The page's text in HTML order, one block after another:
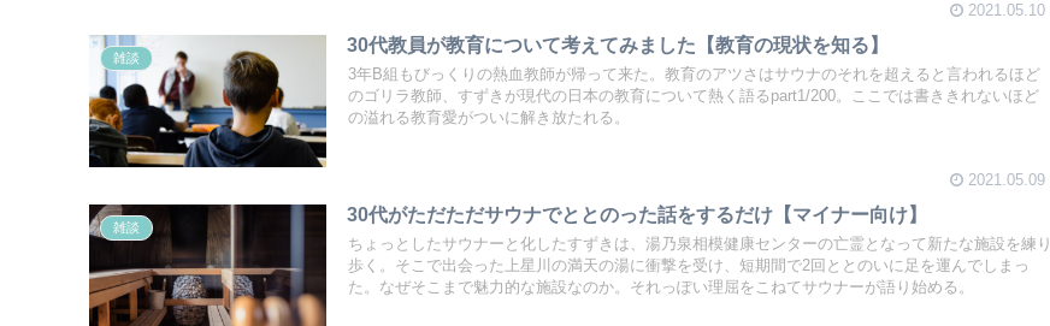
2021.05.10
雑談
30代教員が教育について考えてみました【教育の現状を知る】
3年B組もびっくりの熱血教師が帰って来た。教育のアツさはサウナのそれを超えると言われるほど
のゴリラ教師、すずきが現代の日本の教育について熱く語るpart1/200。ここでは書ききれないほど
の溢れる教育愛がついに解き放たれる。
2021.05.09
雑談
30代がただただサウナでととのった話をするだけ【マイナー向け】
ちょっとしたサウナーと化したすずきは、湯乃泉相模健康センターの亡霊となって新たな施設を練り
歩く。そこで出会った上星川の満天の湯に衝撃を受け、短期間で2回ととのいに足を運んでしまっ
た。なぜそこまで魅力的な施設なのか。それっぽい理屈をこねてサウナーが語り始める。